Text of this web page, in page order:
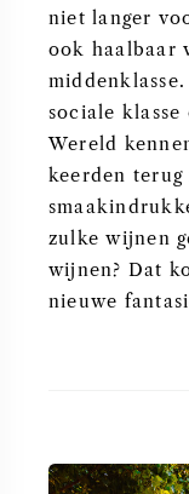
niet langer
ook haalbaar
sociale
Wereld
keerden
zulke wijnen
wijnen? Dat
nieuwe